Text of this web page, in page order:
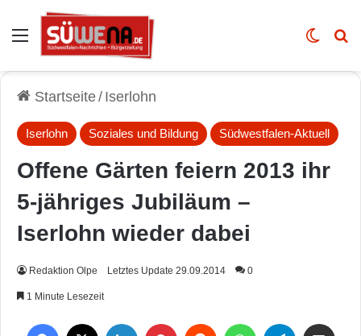
Auswahl Skin
Startseite/ Iserlohn
Iserlohn Soziales und Bildung Südwestfalen-Aktuell
Offene Gärten feiern 2013 ihr
5-jähriges Jubiläum –
Iserlohn wieder dabei
Redaktion Olpe Letztes Update 29.09.2014 0
1 Minute Lesezeit